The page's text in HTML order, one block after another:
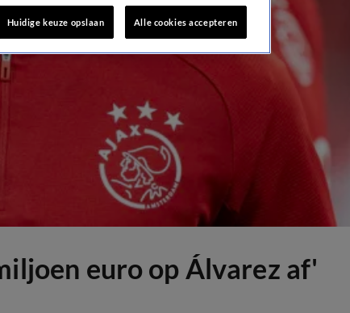
euro op Álvarez af'
Huidige keuze opslaan Alle cookies accepteren